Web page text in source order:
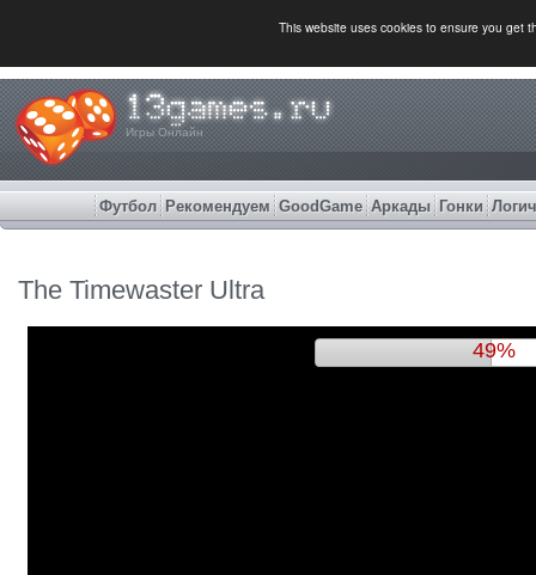
This website uses cookies to ensure you get
Игры Онлайн
Футбол Рекомендуем GoodGame Аркады Гонки
The Timewaster Ultra
51%